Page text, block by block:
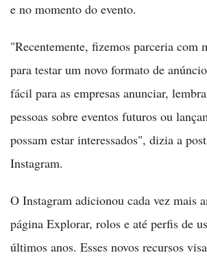
e no momento do evento.
"Recentemente, fizemos parceria com
para testar um novo formato de
fácil para as empresas anunciar,
pessoas sobre eventos futuros ou
possam estar interessados", dizia a
Instagram.
O Instagram adicionou cada vez mais
página Explorar, rolos e até perfis de
últimos anos. Esses novos recursos